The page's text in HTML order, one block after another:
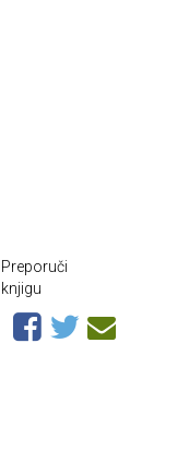
Preporuči
knjigu